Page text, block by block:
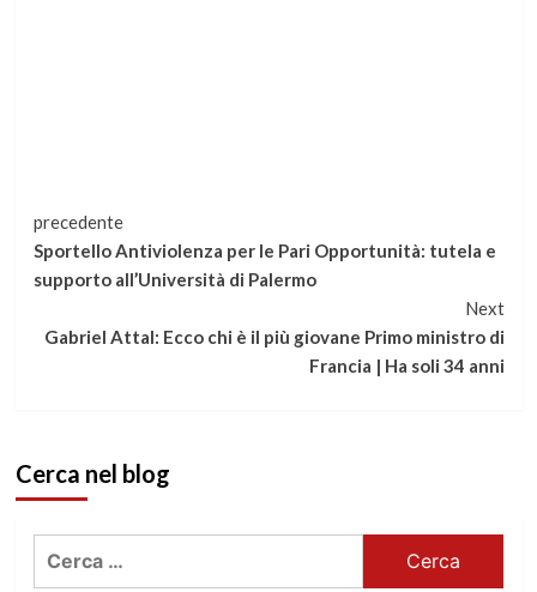
Continua
a
leggere
precedente
Sportello Antiviolenza per le Pari Opportunità: tutela e
supporto all’Università di Palermo
Next
Gabriel Attal: Ecco chi è il più giovane Primo ministro di
Francia | Ha soli 34 anni
Cerca nel blog